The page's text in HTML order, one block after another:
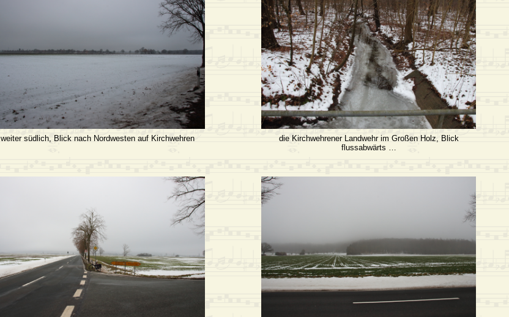
weiter südlich, Blick nach Nordwesten auf Kirchwehren
die Kirchwehrener Landwehr im Großen Holz, Blick
flussabwärts …